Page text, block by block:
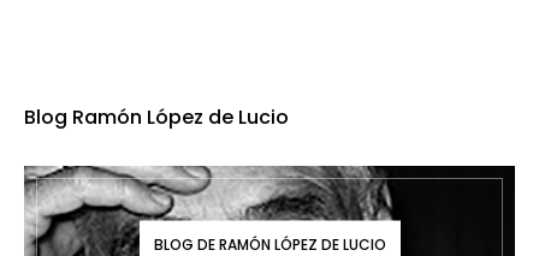
Blog Ramón López de Lucio
BLOG DE RAMÓN LÓPEZ DE LUCIO